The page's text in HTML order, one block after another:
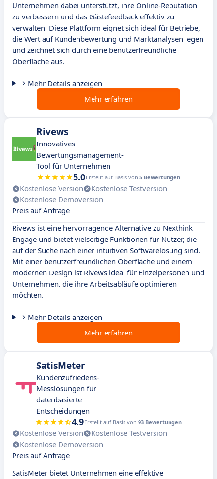
Unternehmen dabei unterstützt, ihre Online-Reputation
zu verbessern und das Gästefeedback effektiv zu
verwalten. Diese Plattform eignet sich ideal für Betriebe,
die Wert auf Kundenbewertung und Marktanalysen legen
und zeichnet sich durch eine benutzerfreundliche
Oberfläche aus.
Mehr Details anzeigen
Mehr erfahren
Rivews
Innovatives
Bewertungsmanagement-
Tool für Unternehmen
5.0Erstellt auf Basis von 5 Bewertungen
Kostenlose Version
Kostenlose Testversion
Kostenlose Demoversion
Preis auf Anfrage
Rivews ist eine hervorragende Alternative zu Nexthink
Engage und bietet vielseitige Funktionen für Nutzer, die
auf der Suche nach einer intuitiven Softwarelösung sind.
Mit einer benutzerfreundlichen Oberfläche und einem
modernen Design ist Rivews ideal für Einzelpersonen und
Unternehmen, die ihre Arbeitsabläufe optimieren
möchten.
Mehr Details anzeigen
Mehr erfahren
SatisMeter
Kundenzufriedens-
Messlösungen für
datenbasierte
Entscheidungen
4.9Erstellt auf Basis von 93 Bewertungen
Kostenlose Version
Kostenlose Testversion
Kostenlose Demoversion
Preis auf Anfrage
SatisMeter bietet Unternehmen eine effektive